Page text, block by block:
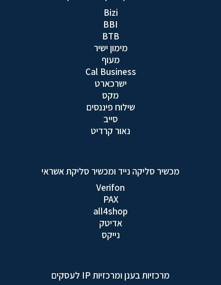
Bizi
BBI
BTB
מימון ישיר
מעוף
Cal Business
ישרכארט
מקס
שילוח פיננסים
סייב
נאור קרדיט
מכשיר סליקה נייד ומכשיר סליקת אשראי
Verifon
PAX
all4shop
אדיטק
נייקס
מרכזיות בענן ומרכזיות IP לעסקים